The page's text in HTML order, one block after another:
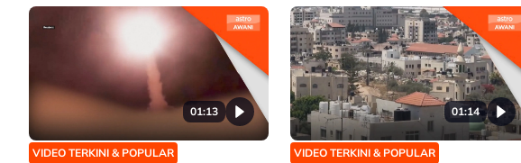
01:13
VIDEO TERKINI & POPULAR
01:14
VIDEO TERKINI & POPULAR